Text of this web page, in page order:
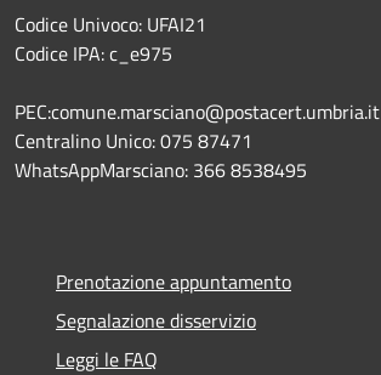
Codice Univoco: UFAI21
Codice IPA: c_e975
PEC:comune.marsciano@postacert.umbria.it
Centralino Unico: 075 87471
WhatsAppMarsciano: 366 8538495
Prenotazione appuntamento
Segnalazione disservizio
Leggi le FAQ